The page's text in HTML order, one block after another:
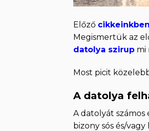
Előző cikkeinkben
Megismertük az
datolya szirup mi
Most picit
A datolya
A datolyát
bizony sós és/